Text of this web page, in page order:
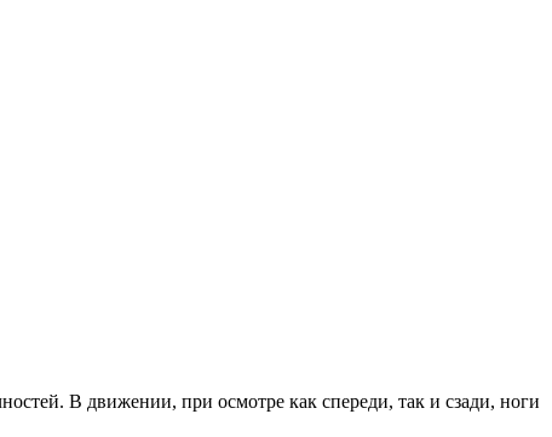
В движении, при осмотре как спереди, так и сзади, ноги